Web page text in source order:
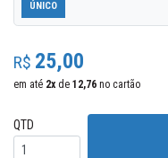
ÚNICO
R$ 25,00
em até 2x de 12,76 no cartão
QTD